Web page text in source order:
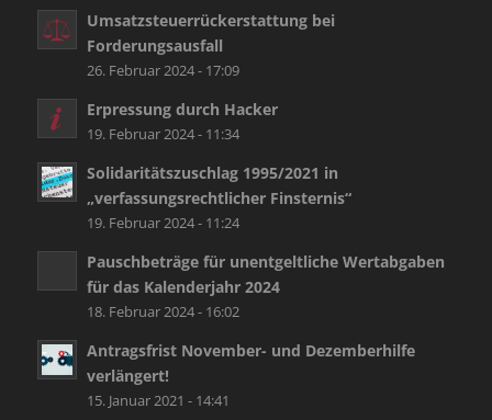
Umsatzsteuerrückerstattung bei
Forderungsausfall
26. Februar 2024 - 17:09
Erpressung durch Hacker
19. Februar 2024 - 11:34
Solidaritätszuschlag 1995/2021 in
„verfassungsrechtlicher Finsternis“
19. Februar 2024 - 11:24
Pauschbeträge für unentgeltliche Wertabgaben
für das Kalenderjahr 2024
18. Februar 2024 - 16:02
Antragsfrist November- und Dezemberhilfe
verlängert!
15. Januar 2021 - 14:41